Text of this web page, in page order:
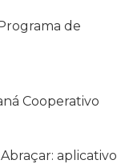
de
Cooperativo
aplicativo